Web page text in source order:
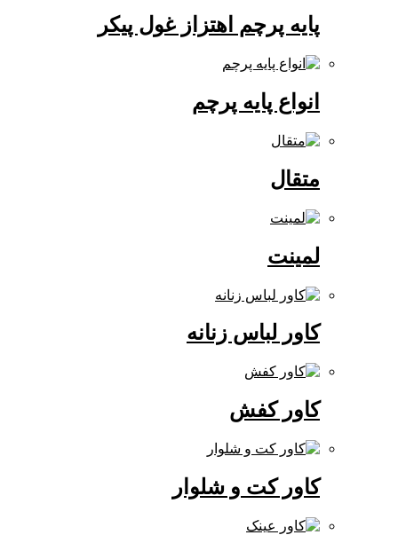
پایه پرچم اهتزاز غول پیکر
انواع پایه پرچم
کاور لباس زنانه
کاور کفش
کاور کت و شلوار